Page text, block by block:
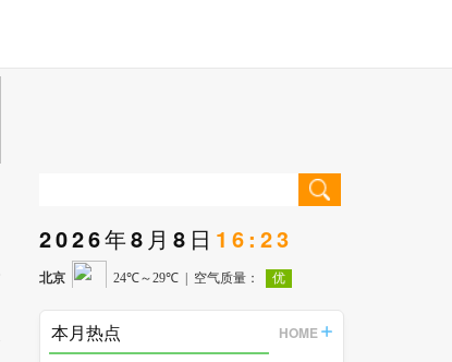
2026年8月8日 16:23
本月热点 HOME